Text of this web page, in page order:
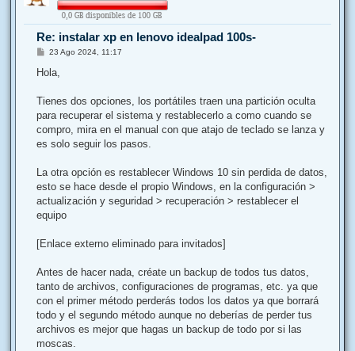
Re: instalar xp en lenovo idealpad 100s-
M
n
j
23 Ago 2024, 11:17
Hola,
Tienes dos opciones, los portátiles traen una partición oculta
para recuperar el sistema y restablecerlo a como cuando se
compro, mira en el manual con que atajo de teclado se lanza y
es solo seguir los pasos.
La otra opción es restablecer Windows 10 sin perdida de datos,
esto se hace desde el propio Windows, en la configuración >
actualización y seguridad > recuperación > restablecer el
equipo
[Enlace externo eliminado para invitados]
Antes de hacer nada, créate un backup de todos tus datos,
tanto de archivos, configuraciones de programas, etc. ya que
con el primer método perderás todos los datos ya que borrará
todo y el segundo método aunque no deberías de perder tus
archivos es mejor que hagas un backup de todo por si las
moscas.